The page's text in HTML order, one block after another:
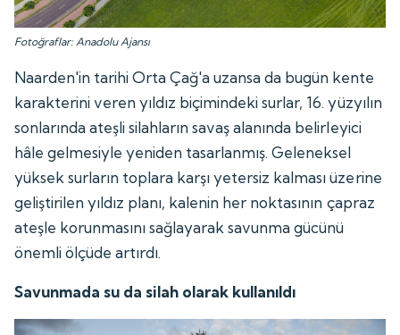
Fotoğraflar: Anadolu Ajansı
Naarden'in tarihi Orta Çağ'a uzansa da bugün kente
karakterini veren yıldız biçimindeki surlar, 16. yüzyılın
sonlarında ateşli silahların savaş alanında belirleyici
hâle gelmesiyle yeniden tasarlanmış. Geleneksel
yüksek surların toplara karşı yetersiz kalması üzerine
geliştirilen yıldız planı, kalenin her noktasının çapraz
ateşle korunmasını sağlayarak savunma gücünü
önemli ölçüde artırdı.
Savunmada su da silah olarak kullanıldı